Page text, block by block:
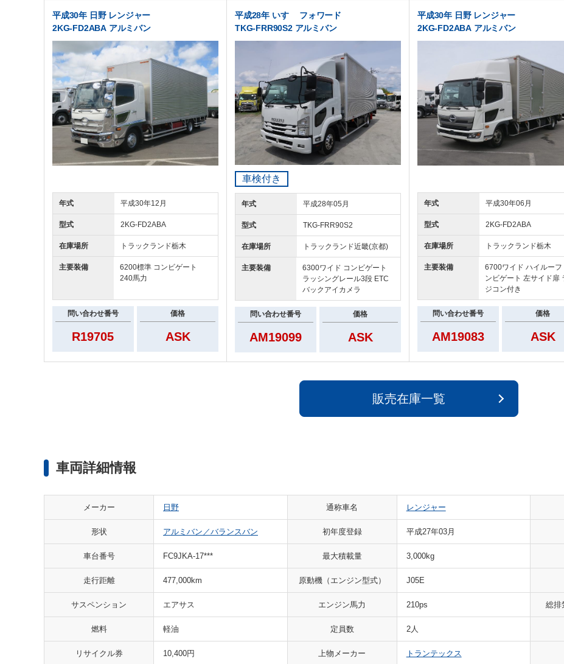
平成30年 日野 レンジャー
2KG-FD2ABA アルミバン
年式 平成30年12月
型式 2KG-FD2ABA
在庫場所 トラックランド栃木
主要装備
6200標準 コンビゲート
240馬力
問い合わせ番号
R19705
価格
ASK
平成28年 いすゞ フォワード
TKG-FRR90S2 アルミバン
車検付き
年式 平成28年05月
型式 TKG-FRR90S2
在庫場所 トラックランド近畿(京都)
主要装備
6300ワイド コンビゲート
ラッシングレール3段 ETC
バックアイカメラ
問い合わせ番号
AM19099
価格
ASK
平成30年 日野 レンジャー
2KG-FD2ABA アルミバン
年式 平成30年06月
型式 2KG-FD2ABA
在庫場所 トラックランド栃木
主要装備
6700ワイド ハイルーフ
ンビゲート 左サイド扉
ジコン付き
問い合わせ番号
AM19083
価格
ASK
販売在庫一覧
車両詳細情報
メーカー 日野 通称車名 レンジャー
形状 アルミバン／バランスバン 初年度登録 平成27年03月
車台番号 FC9JKA-17*** 最大積載量 3,000kg
走行距離 477,000km 原動機（エンジン型式） J05E
サスペンション エアサス エンジン馬力 210ps 総排
燃料 軽油 定員数 2人
リサイクル券 10,400円 上物メーカー トランテックス